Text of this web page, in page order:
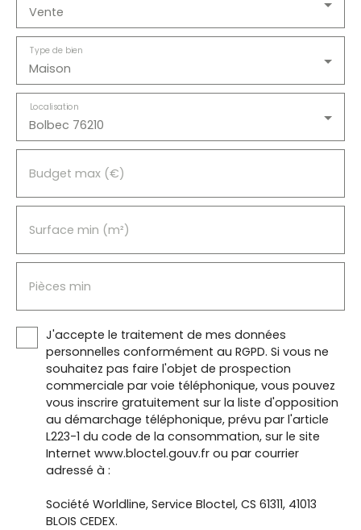
Vente
Maison
Type de bien
Bolbec 76210
Localisation
Budget max (€)
Surface min (m²)
Pièces min
J'accepte le traitement de mes données
personnelles conformément au RGPD. Si vous ne
souhaitez pas faire l'objet de prospection
commerciale par voie téléphonique, vous pouvez
vous inscrire gratuitement sur la liste d'opposition
au démarchage téléphonique, prévu par l'article
L223-1 du code de la consommation, sur le site
Internet www.bloctel.gouv.fr ou par courrier
adressé à :
Société Worldline, Service Bloctel, CS 61311, 41013
BLOIS CEDEX.